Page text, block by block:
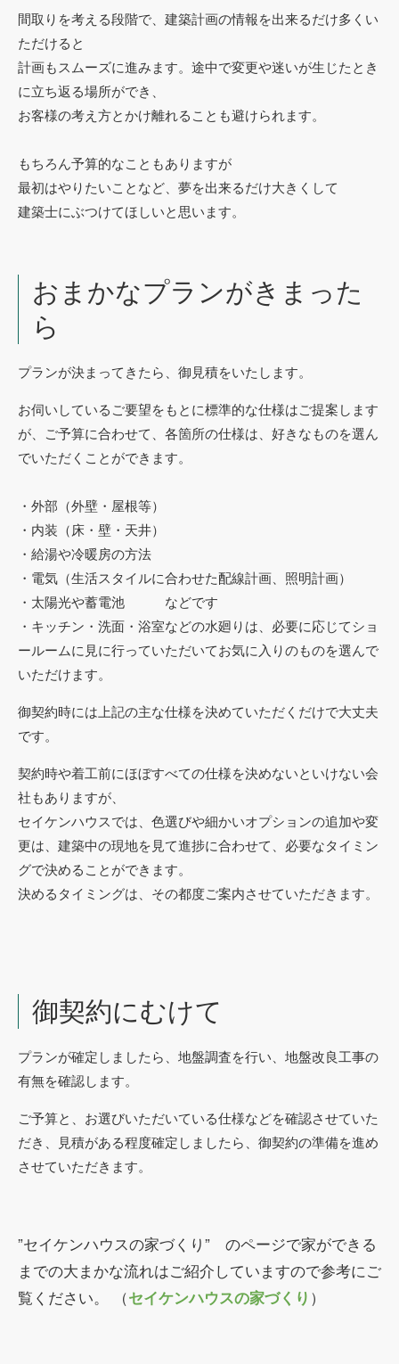
間取りを考える段階で、建築計画の情報を出来るだけ多くい
ただけると
計画もスムーズに進みます。途中で変更や迷いが生じたとき
に立ち返る場所ができ、
お客様の考え方とかけ離れることも避けられます。
もちろん予算的なこともありますが
最初はやりたいことなど、夢を出来るだけ大きくして
建築士にぶつけてほしいと思います。
おまかなプランがきまった
ら
プランが決まってきたら、御見積をいたします。
お伺いしているご要望をもとに標準的な仕様はご提案します
が、ご予算に合わせて、各箇所の仕様は、好きなものを選ん
でいただくことができます。
・外部（外壁・屋根等）
・内装（床・壁・天井）
・給湯や冷暖房の方法
・電気（生活スタイルに合わせた配線計画、照明計画）
・太陽光や蓄電池 などです
・キッチン・洗面・浴室などの水廻りは、必要に応じてショ
ールームに見に行っていただいてお気に入りのものを選んで
いただけます。
御契約時には上記の主な仕様を決めていただくだけで大丈夫
です。
契約時や着工前にほぼすべての仕様を決めないといけない会
社もありますが、
セイケンハウスでは、色選びや細かいオプションの追加や変
更は、建築中の現地を見て進捗に合わせて、必要なタイミン
グで決めることができます。
決めるタイミングは、その都度ご案内させていただきます。
御契約にむけて
プランが確定しましたら、地盤調査を行い、地盤改良工事の
有無を確認します。
ご予算と、お選びいただいている仕様などを確認させていた
だき、見積がある程度確定しましたら、御契約の準備を進め
させていただきます。
”セイケンハウスの家づくり” のページで家ができる
までの大まかな流れはご紹介していますので参考にご
覧ください。
（セイケンハウスの家づくり ）